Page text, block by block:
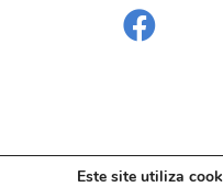
Este site utiliza